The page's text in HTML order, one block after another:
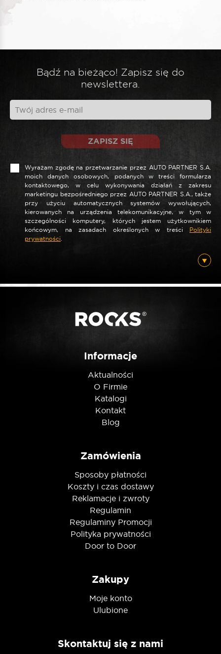
Bądź na bieżąco! Zapisz się do
newslettera.
ZAPISZ SIĘ
Wyrażam zgodę na przetwarzanie przez AUTO PARTNER S.A.
moich danych osobowych, podanych w treści formularza
kontaktowego, w celu wykonywania działań z zakresu
marketingu bezpośredniego przez AUTO PARTNER S.A., także
przy użyciu automatycznych systemów wywołujących,
kierowanych na urządzenia telekomunikacyjne, w tym w
szczególności komputery, których jestem użytkownikiem
końcowym, na zasadach określonych w treści Polityki
prywatności
Informacje
Aktualności
O Firmie
Katalogi
Kontakt
Blog
Zamówienia
Sposoby płatności
Koszty i czas dostawy
Reklamacje i zwroty
Regulamin
Regulaminy Promocji
Polityka prywatności
Door to Door
Zakupy
Moje konto
Ulubione
Skontaktuj się z nami